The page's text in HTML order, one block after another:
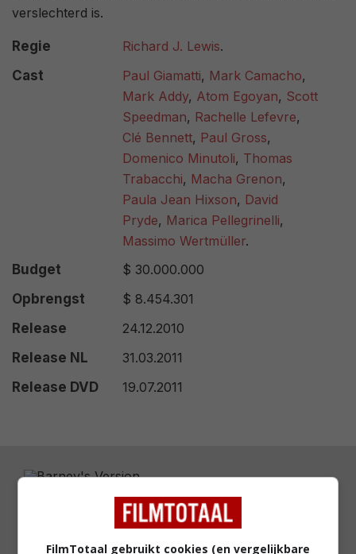
verslechterd is.
Regie Richard J. Lewis.
Cast
Paul Giamatti, Mark Camacho,
Mark Addy, Atom Egoyan, Scott
Speedman, Rachelle Lefevre,
Clé Bennett, Paul Gross,
Domenico Minutoli, Thomas
Trabacchi, Macha Grenon,
Paula Jean Hixson, David
Pryde, Marica Pellegrinelli,
Massimo Wertmüller.
Budget
$ 30.000.000
Opbrengst
$ 8.454.301
Release
24.12.2010
Release NL
31.03.2011
Release DVD
19.07.2011
JOHN BAAK
FilmTotaal gebruikt cookies (en vergelijkbare